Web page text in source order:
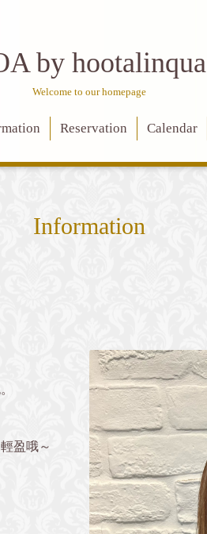
by hootalinqua
Welcome to our homepage
Reservation Calendar
Information
盈哦～